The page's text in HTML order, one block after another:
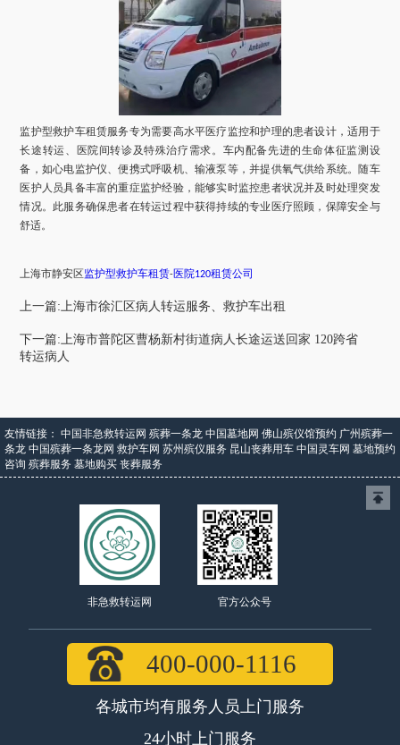
监护型救护车租赁服务专为需要高水平医疗监控和护理的患者设计，适用于
长途转运、医院间转诊及特殊治疗需求。车内配备先进的生命体征监测设
备，如心电监护仪、便携式呼吸机、输液泵等，并提供氧气供给系统。随车
医护人员具备丰富的重症监护经验，能够实时监控患者状况并及时处理突发
情况。此服务确保患者在转运过程中获得持续的专业医疗照顾，保障安全与
舒适。
上海市静安区监护型救护车租赁-医院120租赁公司
上一篇:上海市徐汇区病人转运服务、救护车出租
下一篇:上海市普陀区曹杨新村街道病人长途运送回家 120跨省
转运病人
友情链接： 中国非急救转运网 殡葬一条龙 中国墓地网 佛山殡仪馆预约 广州殡葬一
条龙 中国殡葬一条龙网 救护车网 苏州殡仪服务 昆山丧葬用车 中国灵车网 墓地预约
咨询 殡葬服务 墓地购买 丧葬服务
非急救转运网 官方公众号
400-000-1116
各城市均有服务人员上门服务
24小时上门服务